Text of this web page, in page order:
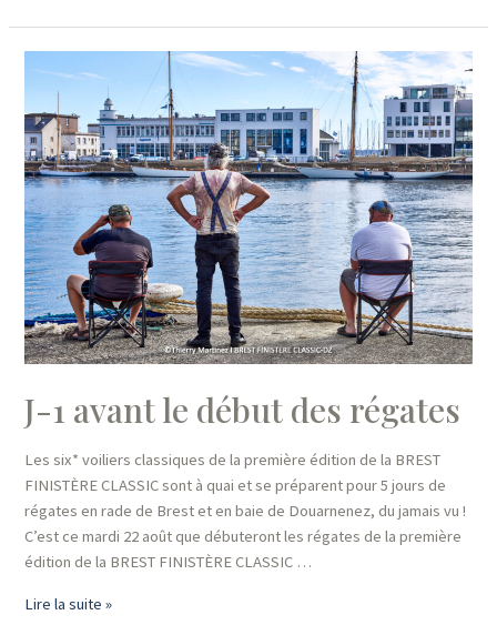
peut-
être
un
peu
trop
!
J-1 avant le début des régates
Les six* voiliers classiques de la première édition de la BREST
FINISTÈRE CLASSIC sont à quai et se préparent pour 5 jours de
régates en rade de Brest et en baie de Douarnenez, du jamais vu !
C’est ce mardi 22 août que débuteront les régates de la première
édition de la BREST FINISTÈRE CLASSIC …
J-
Lire la suite »